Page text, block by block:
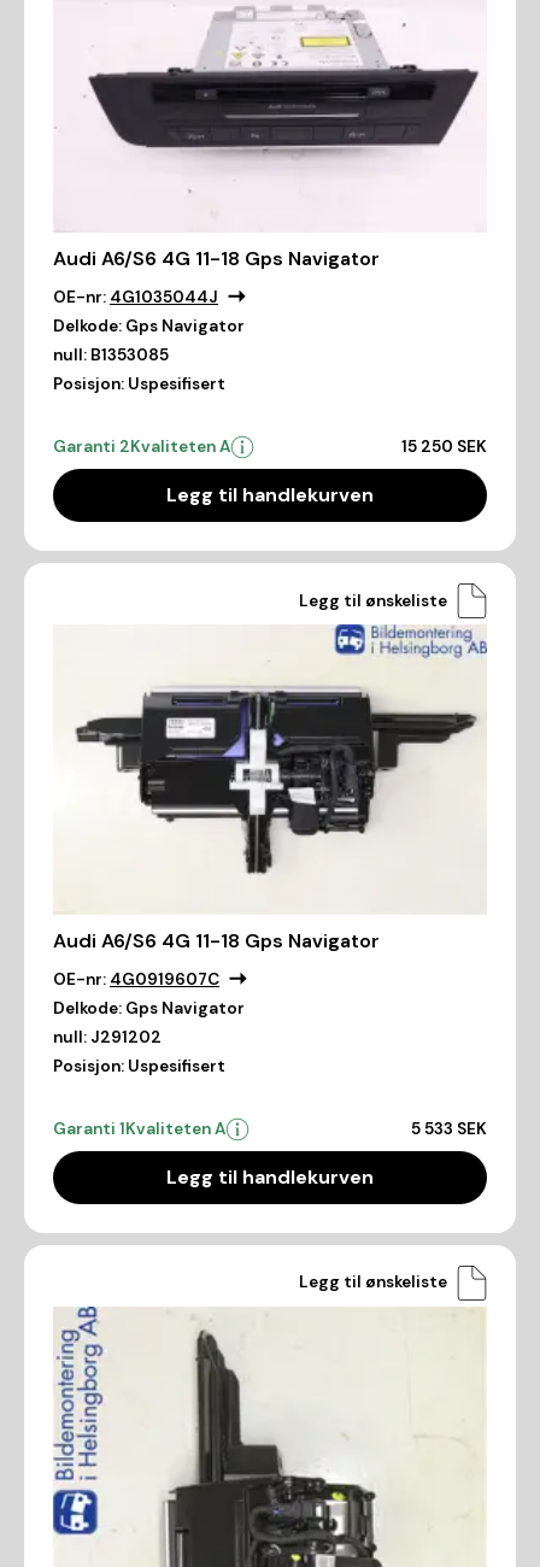
Audi A6/S6 4G 11-18 Gps Navigator
OE-nr: 4G1035044J
Delkode: Gps Navigator
null: B1353085
Posisjon: Uspesifisert
Garanti 2Kvaliteten A 15 250 SEK
Legg til handlekurven
Legg til ønskeliste
Audi A6/S6 4G 11-18 Gps Navigator
OE-nr: 4G0919607C
Delkode: Gps Navigator
null: J291202
Posisjon: Uspesifisert
Garanti 1Kvaliteten A 5 533 SEK
Legg til handlekurven
Legg til ønskeliste